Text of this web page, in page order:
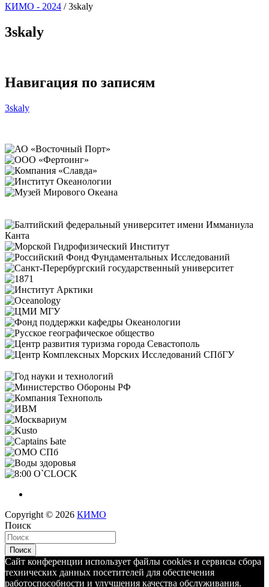
КИМО - 2024 /3skaly
3skaly
Навигация по записям
3skaly
Copyright © 2026 КИМО
Поиск
Поиск
Сайт конференции использует файлы cookies и сервисы сбора
технических данных посетителей для обеспечения
работоспособности и улучшения качества обслуживания.